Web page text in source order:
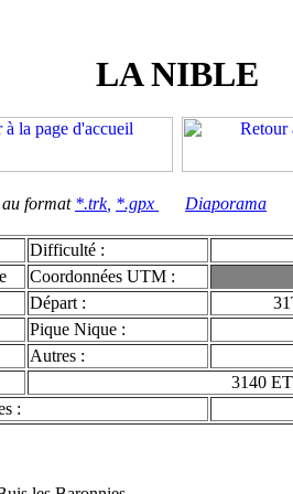
LA NIBLE
au format *.trk, *.gpx Diaporama
Difficulté :
Coordonnées UTM :
Départ :
Pique Nique :
Autres :
3140 ET
: